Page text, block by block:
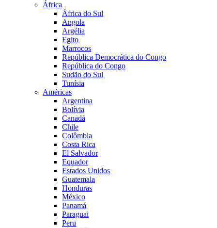
África
África do Sul
Angola
Argélia
Egito
Marrocos
República Democrática do Congo
República do Congo
Sudão do Sul
Tunísia
Américas
Argentina
Bolívia
Canadá
Chile
Colômbia
Costa Rica
El Salvador
Equador
Estados Unidos
Guatemala
Honduras
México
Panamá
Paraguai
Peru